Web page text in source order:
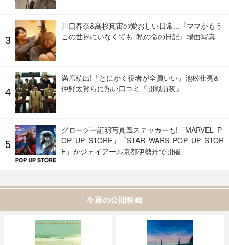
川口春奈&高杉真宙の愛おしい日常...『ママがもう
この世界にいなくても 私の命の日記』場面写真
満席続出!「とにかく役者が全員いい」池松壮亮&
仲野太賀らに熱い口コミ『開戦前夜』
グローグー証明写真風ステッカーも!「MARVEL P
OP UP STORE」「STAR WARS POP UP STOR
E」がジェイアール京都伊勢丹で開催
今週の公開映画